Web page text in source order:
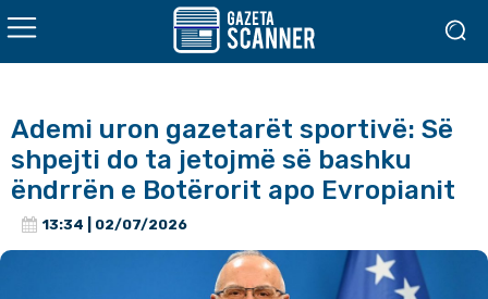
Ademi uron gazetarët sportivë: Së
shpejti do ta jetojmë së bashku
ëndrrën e Botërorit apo Evropianit
13:34 | 02/07/2026